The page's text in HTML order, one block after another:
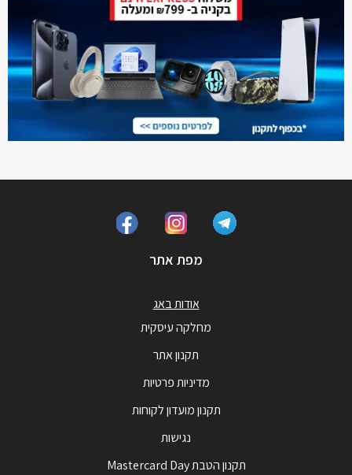
מפת אתר
אודות באג
מחלקה עיסקית
תקנון אתר
מדיניות פרטיות
תקנון מועדון לקוחות
נגישות
תקנון הטבת Mastercard Day